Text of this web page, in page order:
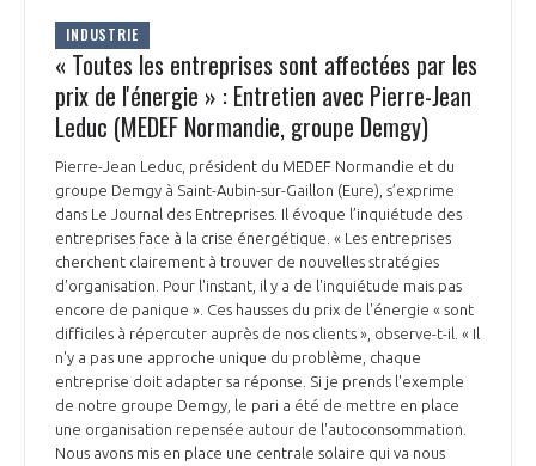
INDUSTRIE
« Toutes les entreprises sont affectées par les
prix de l'énergie » : Entretien avec Pierre-Jean
Leduc (MEDEF Normandie, groupe Demgy)
Pierre-Jean Leduc, président du MEDEF Normandie et du
groupe Demgy à Saint-Aubin-sur-Gaillon (Eure), s’exprime
dans Le Journal des Entreprises. Il évoque l’inquiétude des
entreprises face à la crise énergétique. « Les entreprises
cherchent clairement à trouver de nouvelles stratégies
d'organisation. Pour l'instant, il y a de l'inquiétude mais pas
encore de panique ». Ces hausses du prix de l'énergie « sont
difficiles à répercuter auprès de nos clients », observe-t-il. « Il
n'y a pas une approche unique du problème, chaque
entreprise doit adapter sa réponse. Si je prends l'exemple
de notre groupe Demgy, le pari a été de mettre en place
une organisation repensée autour de l'autoconsommation.
Nous avons mis en place une centrale solaire qui va nous